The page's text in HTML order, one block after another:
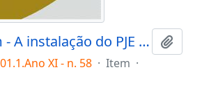
Monumentum - A instalação do PJE (Processo Judicial Eletrônico) no TJDFT: modernizar é parte do processo.
XI - n. 58 · Item ·